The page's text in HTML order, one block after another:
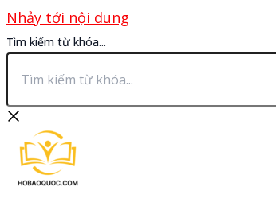
Nhảy tới nội dung
Tìm kiếm từ khóa...